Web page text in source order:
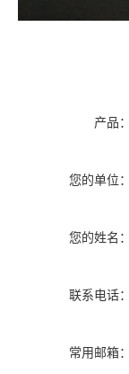
产品：
您的单位：
您的姓名：
联系电话：
常用邮箱：